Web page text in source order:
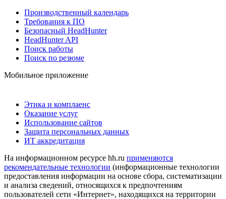
Производственный календарь
Требования к ПО
Безопасный HeadHunter
HeadHunter API
Поиск работы
Поиск по резюме
Мобильное приложение
Этика и комплаенс
Оказание услуг
Использование сайтов
Защита персональных данных
ИТ аккредитация
На информационном ресурсе hh.ru применяются
рекомендательные технологии (информационные технологии
предоставления информации на основе сбора, систематизации
и анализа сведений, относящихся к предпочтениям
пользователей сети «Интернет», находящихся на территории